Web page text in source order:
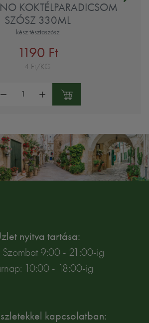
KOKTÉLPARADICSOM
SZÓSZ 330ML
kész tésztaszósz
1190 Ft
4 Ft/KG
nyitva tartása:
Szombat 9:00 - 21:00-ig
10:00 - 18:00-ig
kapcsolatban: